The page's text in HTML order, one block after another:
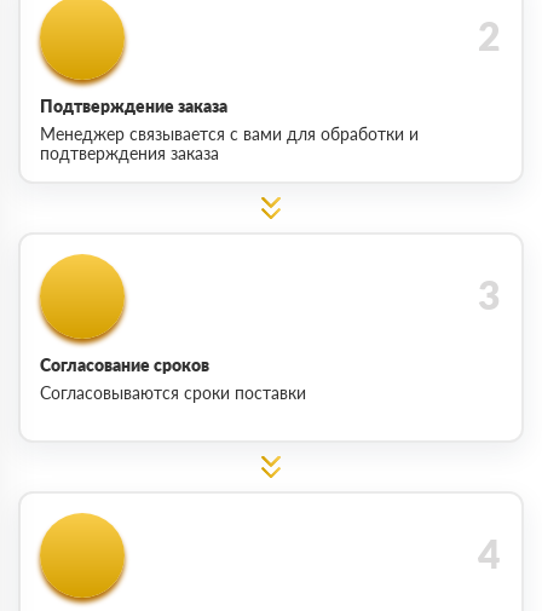
Подтверждение заказа
Менеджер связывается с вами для обработки и
подтверждения заказа
Согласование сроков
Согласовываются сроки поставки